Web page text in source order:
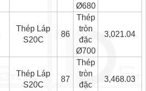
Ø680
Thép Láp
S20C
86
Thép
tròn
đặc
Ø700
3,021.04
Thép Láp
S20C
87
Thép
tròn
đặc
3,468.03